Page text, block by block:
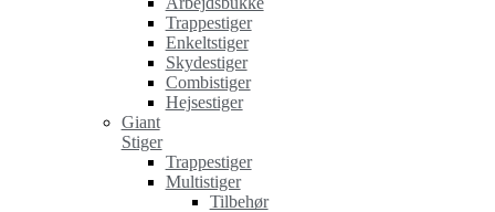
Trappestiger
Enkeltstiger
Skydestiger
Combistiger
Hejsestiger
Giant
Stiger
Trappestiger
Multistiger
Tilbehør